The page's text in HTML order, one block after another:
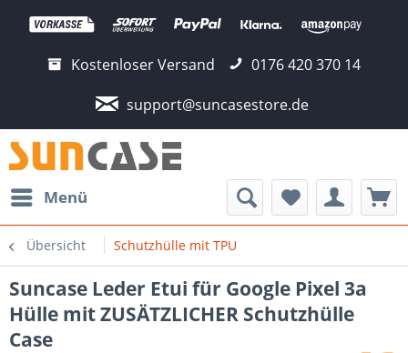
Kostenloser Versand
0176 420 370 14
support@suncasestore.de
Menü
Übersicht Schutzhülle mit TPU
Suncase Leder Etui für Google Pixel 3a
Hülle mit ZUSÄTZLICHER Schutzhülle
Case